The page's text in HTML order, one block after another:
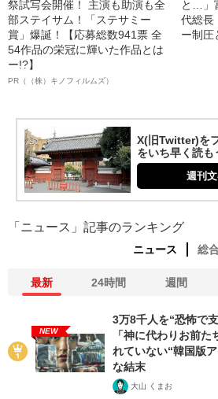
祭試写会開催！ 主演も助演も全
部ステイサム！「ステサミー
賞」爆誕！【応募総数941票 全
54作品の栄冠に輝いた作品とは
ー!?】
PR（（株）キノフィルムズ）
と…」
代総長
ー制圧
X(旧Twitter)を
をいち早く読も
週刊
「ニュース」記事のランキング
ニュース 総
最新 24時間 週間
NEW
3万8千人を“恐怖で
「神に代わりお前
れていない“韓国版
な結末
大山 くまお